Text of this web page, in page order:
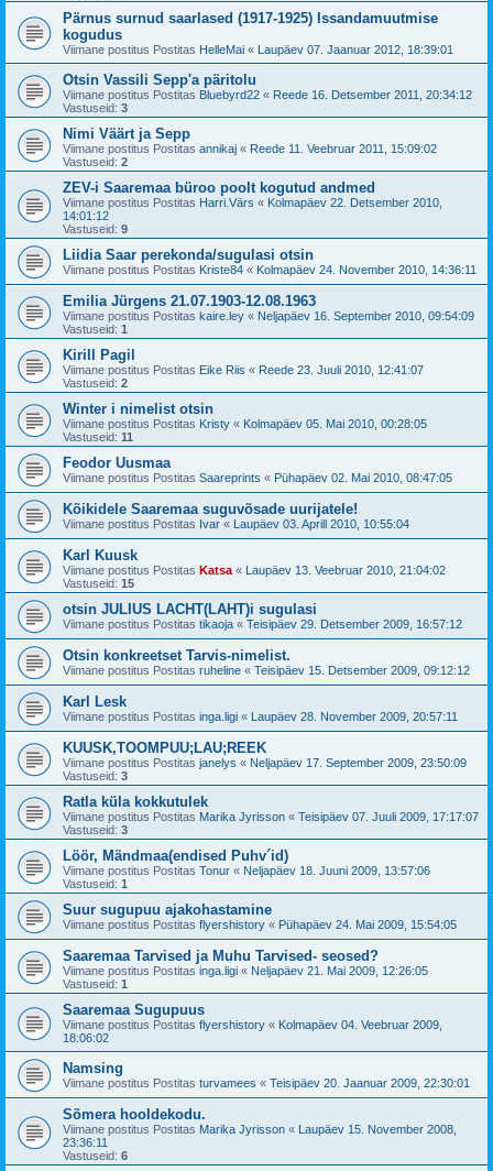
Pärnus surnud saarlased (1917-1925) Issandamuutmise
kogudus
Viimane postitus Postitas HelleMai « Laupäev 07. Jaanuar 2012, 18:39:01
Otsin Vassili Sepp'a päritolu
Viimane postitus Postitas Bluebyrd22 « Reede 16. Detsember 2011, 20:34:12
Vastuseid: 3
Nimi Väärt ja Sepp
Viimane postitus Postitas annikaj « Reede 11. Veebruar 2011, 15:09:02
Vastuseid: 2
ZEV-i Saaremaa büroo poolt kogutud andmed
Viimane postitus Postitas Harri.Värs « Kolmapäev 22. Detsember 2010,
14:01:12
Vastuseid: 9
Liidia Saar perekonda/sugulasi otsin
Viimane postitus Postitas Kriste84 « Kolmapäev 24. November 2010, 14:36:11
Emilia Jürgens 21.07.1903-12.08.1963
Viimane postitus Postitas kaire.ley « Neljapäev 16. September 2010, 09:54:09
Vastuseid: 1
Kirill Pagil
Viimane postitus Postitas Eike Riis « Reede 23. Juuli 2010, 12:41:07
Vastuseid: 2
Winter i nimelist otsin
Viimane postitus Postitas Kristy « Kolmapäev 05. Mai 2010, 00:28:05
Vastuseid: 11
Feodor Uusmaa
Viimane postitus Postitas Saareprints « Pühapäev 02. Mai 2010, 08:47:05
Kõikidele Saaremaa suguvõsade uurijatele!
Viimane postitus Postitas Ivar « Laupäev 03. Aprill 2010, 10:55:04
Karl Kuusk
Viimane postitus Postitas Katsa « Laupäev 13. Veebruar 2010, 21:04:02
Vastuseid: 15
otsin JULIUS LACHT(LAHT)i sugulasi
Viimane postitus Postitas tikaoja « Teisipäev 29. Detsember 2009, 16:57:12
Otsin konkreetset Tarvis-nimelist.
Viimane postitus Postitas ruheline « Teisipäev 15. Detsember 2009, 09:12:12
Karl Lesk
Viimane postitus Postitas inga.ligi « Laupäev 28. November 2009, 20:57:11
KUUSK,TOOMPUU;LAU;REEK
Viimane postitus Postitas janelys « Neljapäev 17. September 2009, 23:50:09
Vastuseid: 3
Ratla küla kokkutulek
Viimane postitus Postitas Marika Jyrisson « Teisipäev 07. Juuli 2009, 17:17:07
Vastuseid: 3
Löör, Mändmaa(endised Puhv´id)
Viimane postitus Postitas Tonur « Neljapäev 18. Juuni 2009, 13:57:06
Vastuseid: 1
Suur sugupuu ajakohastamine
Viimane postitus Postitas flyershistory « Pühapäev 24. Mai 2009, 15:54:05
Saaremaa Tarvised ja Muhu Tarvised- seosed?
Viimane postitus Postitas inga.ligi « Neljapäev 21. Mai 2009, 12:26:05
Vastuseid: 1
Saaremaa Sugupuus
Viimane postitus Postitas flyershistory « Kolmapäev 04. Veebruar 2009,
18:06:02
Namsing
Viimane postitus Postitas turvamees « Teisipäev 20. Jaanuar 2009, 22:30:01
Sõmera hooldekodu.
Viimane postitus Postitas Marika Jyrisson « Laupäev 15. November 2008,
23:36:11
Vastuseid: 6